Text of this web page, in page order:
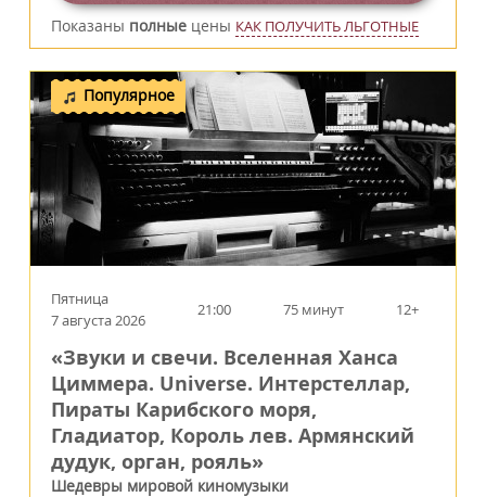
Показаны полные цены КАК ПОЛУЧИТЬ ЛЬГОТНЫЕ
Популярное
Пятница
7 августа 2026
21:00 75 минут 12+
«Звуки и свечи. Вселенная Ханса
Циммера. Universe. Интерстеллар,
Пираты Карибского моря,
Гладиатор, Король лев. Армянский
дудук, орган, рояль»
Шедевры мировой киномузыки